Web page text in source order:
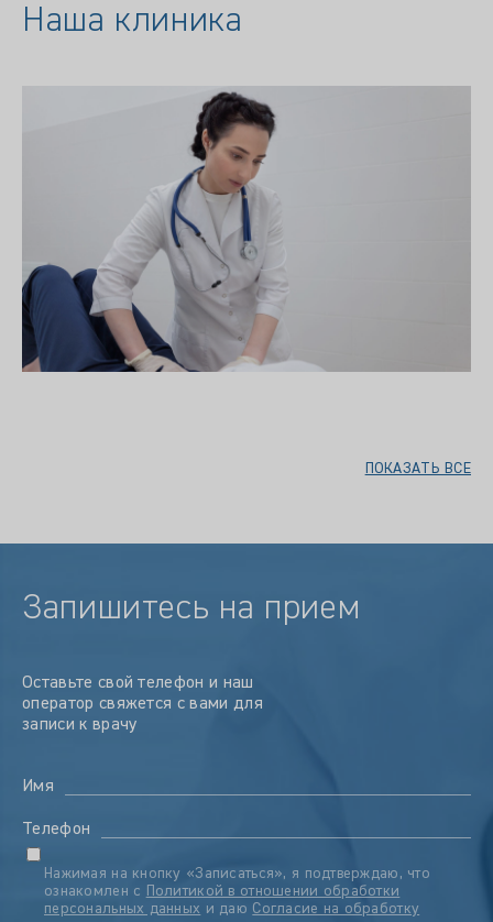
Наша клиника
ПОКАЗАТЬ ВСЕ
Запишитесь на прием
Оставьте свой телефон и наш
оператор свяжется с вами для
записи к врачу
Имя
Телефон
Нажимая на кнопку «Записаться», я подтверждаю, что
ознакомлен с
Политикой в отношении обработки
персональных данных и даю Согласие на обработку